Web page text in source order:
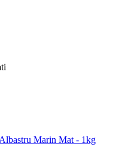
Marin Mat - 1kg